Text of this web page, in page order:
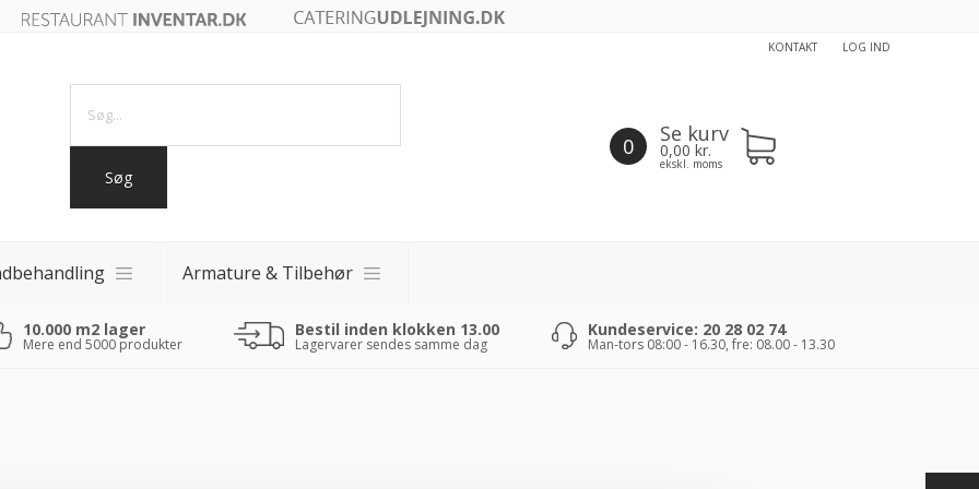
KONTAKT LOG IND
0 Se kurv
0,00 kr.
ekskl. moms
Armature & Tilbehør
40x40)
10.000 m2 lager
Mere end 5000 produkter
Bestil inden klokken 13.00
Lagervarer sendes samme dag
Kundeservice: 20 28 02 74
Man-tors 08:00 - 16.30, fre: 08.00 - 13.30